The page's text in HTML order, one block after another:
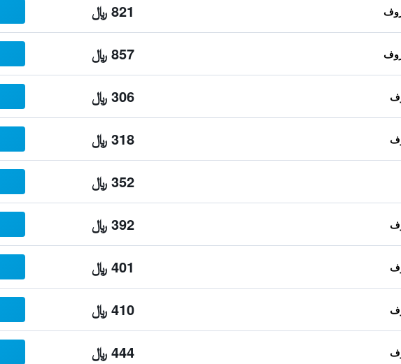
821 ﷼
857 ﷼
306 ﷼
318 ﷼
352 ﷼
392 ﷼
401 ﷼
410 ﷼
444 ﷼